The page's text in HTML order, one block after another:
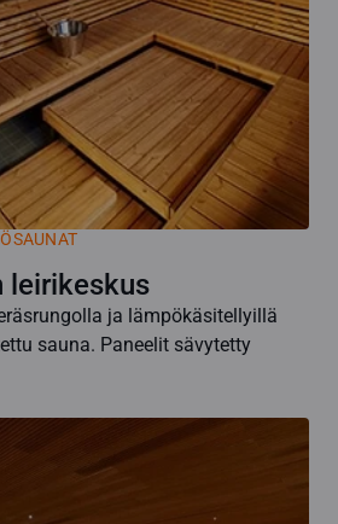
leirikeskus
ja lämpökäsitellyillä
sauna. Paneelit sävytetty